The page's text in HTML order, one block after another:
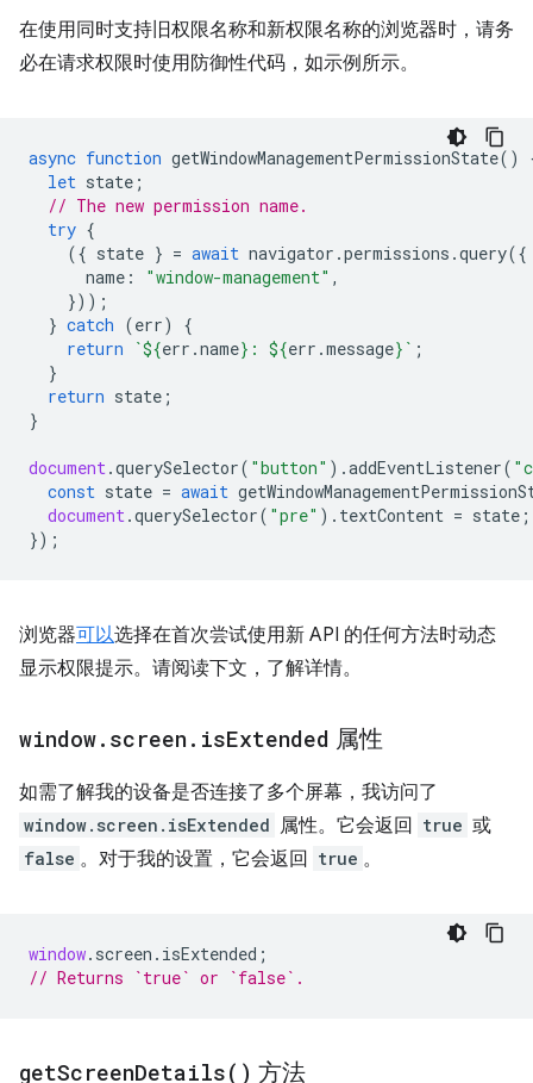
在使用同时支持旧权限名称和新权限名称的浏览器时，请务
必在请求权限时使用防御性代码，如示例所示。
async function getWindowManagementPermissionState()
let state ;
// The new permission name.
try {
({ state } = await navigator .permissions .query({
name : "window-management" ,
}));
} catch (err)
{
return
`${err .name} : ${err .message} ` ;
}
return state ;
}
document.querySelector( "button" ).addEventListener(
const state = await
document.querySelector( "pre" ). textContent = state ;
});
浏览器可以选择在首次尝试使用新 API 的任何方法时动态
显示权限提示。请阅读下文，了解详情。
window. screen . isExtended 属性
如需了解我的设备是否连接了多个屏幕，我访问了
window.screen.isExtended 属性。它会返回 true 或
false 。对于我的设置，它会返回 true 。
window. screen . isExtended ;
// Returns `true` or `false`.
getScreenDetails( ) 方法